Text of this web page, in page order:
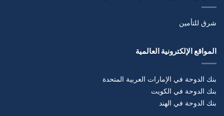
شرق للتأمين
المواقع الإلكترونية العالمية
بنك الدوحة في الإمارات العربية المتحدة
بنك الدوحة في الكويت
بنك الدوحة في الهند